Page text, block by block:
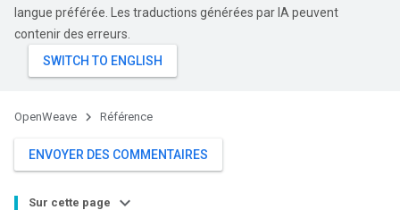
langue préférée. Les traductions générées par IA peuvent
contenir des erreurs.
OpenWeave Référence
ENVOYER DES COMMENTAIRES
Sur cette page